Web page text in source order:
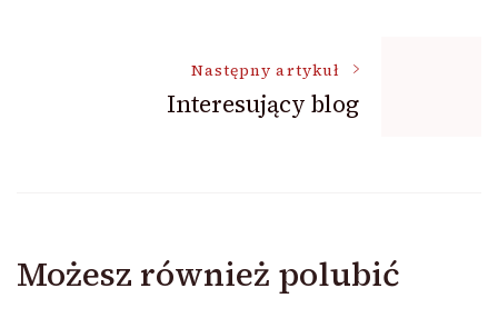
NawigacjaNastępny artykuł
Interesujący blog
Możesz również polubić